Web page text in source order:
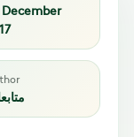
December